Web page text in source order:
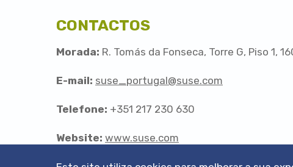
CONTACTOS
Morada: R. Tomás da Fonseca, Torre G, Piso 1,
E-mail: suse_portugal@suse.com
Telefone: +351 217 230 630
Website: www.suse.com